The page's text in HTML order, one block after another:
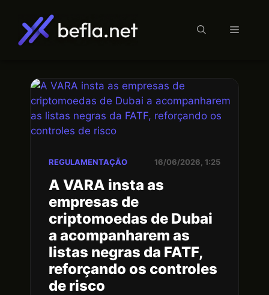
conteúdo
Menu
REGULAMENTAÇÃO 16/06/2026, 1:25
A VARA insta as
empresas de
criptomoedas de Dubai
a acompanharem as
listas negras da FATF,
reforçando os controles
de risco